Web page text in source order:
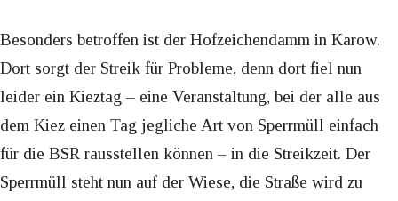
Besonders betroffen ist der Hofzeichendamm in Karow.
Dort sorgt der Streik für Probleme, denn dort fiel nun
leider ein Kieztag – eine Veranstaltung, bei der alle aus
dem Kiez einen Tag jegliche Art von Sperrmüll einfach
für die BSR rausstellen können – in die Streikzeit. Der
Sperrmüll steht nun auf der Wiese, die Straße wird zu